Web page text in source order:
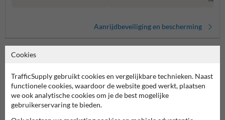
Aanrijdbeveiliging en bescherming
Cookies
TrafficSupply gebruikt cookies en vergelijkbare technieken. Naast
functionele cookies, waardoor de website goed werkt, plaatsen
we ook analytische cookies om je de best mogelijke
gebruikerservaring te bieden.